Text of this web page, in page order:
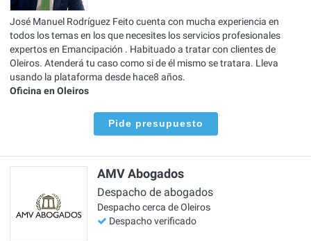
José Manuel Rodríguez Feito cuenta con mucha experiencia en
todos los temas en los que necesites los servicios profesionales
expertos en Emancipación . Habituado a tratar con clientes de
Oleiros. Atenderá tu caso como si de él mismo se tratara. Lleva
usando la plataforma desde hace8 años.
Oficina en Oleiros
Pide presupuesto
AMV Abogados
Despacho de abogados
Despacho cerca de Oleiros
Despacho verificado